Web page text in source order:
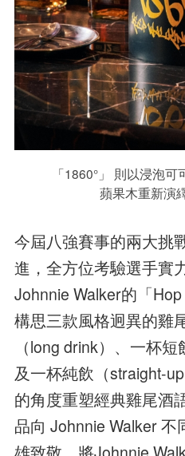
「1860°」 則以浸泡
蘋果木重新演
今屆八強賽事的兩大挑
進，全方位考驗選手實
Johnnie Walker的「
構思三款風格迥異的雞
（long drink）、一杯
及一杯純飲（straight-
的角度重塑經典雞尾酒
品向 Johnnie Walker